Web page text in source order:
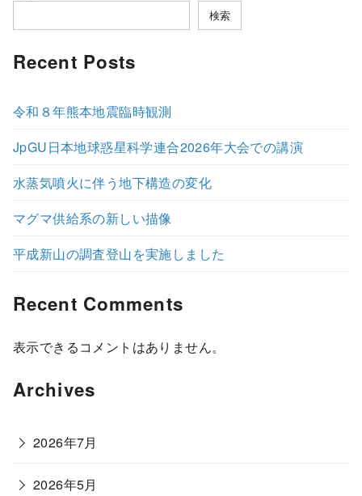
検索
Recent Posts
令和８年熊本地震臨時観測
JpGU日本地球惑星科学連合2026年大会での講演
水蒸気噴火に伴う地下構造の変化
マグマ供給系の新しい描像
平成新山の調査登山を実施しました
Recent Comments
表示できるコメントはありません。
Archives
2026年7月
2026年5月